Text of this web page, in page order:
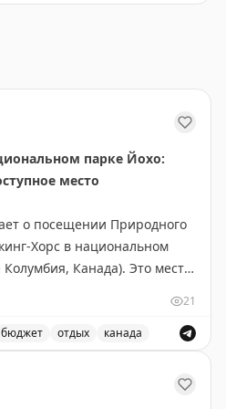
парке Йохо:
место
о посещении Природного
Хорс в национальном
Канада). Это место
мосту от
образовался благодаря
вызванной потоком
вырезать русло,
21
бюджет отдых канада